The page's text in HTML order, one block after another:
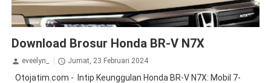
Download Brosur Honda BR-V N7X
eveelyn_ Jumat, 23 Februari 2024
Otojatim.com - Intip Keunggulan Honda BR-V N7X: Mobil 7-